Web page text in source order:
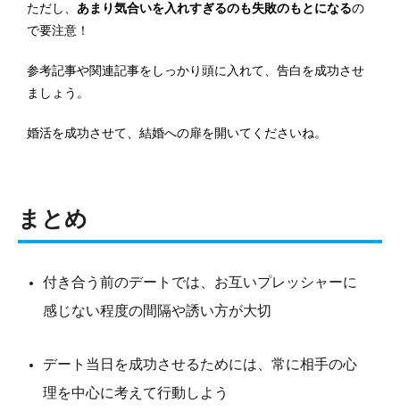
ただし、 あまり気合いを入れすぎるのも失敗のもとになるの
で要注意！
参考記事や関連記事をしっかり頭に入れて、告白を成功させ
ましょう。
婚活を成功させて、結婚への扉を開いてくださいね。
まとめ
付き合う前のデートでは、お互いプレッシャーに
感じない程度の間隔や誘い方が大切
デート当日を成功させるためには、常に相手の心
理を中心に考えて行動しよう